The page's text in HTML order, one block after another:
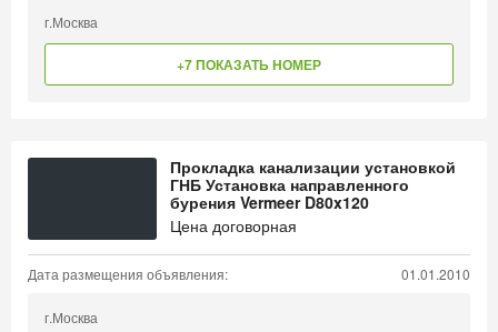
г.Москва
+7 ПОКАЗАТЬ НОМЕР
Прокладка канализации установкой
ГНБ Установка направленного
бурения Vermeer D80x120
Цена договорная
Дата размещения объявления: 01.01.2010
г.Москва